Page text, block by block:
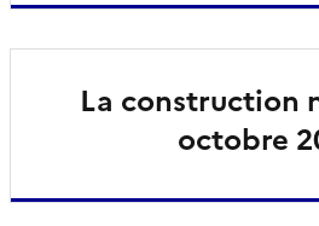
La construction
octobre